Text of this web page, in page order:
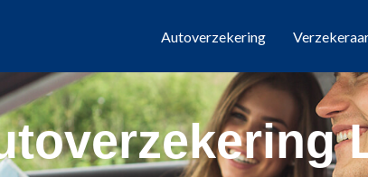
Autoverzekering